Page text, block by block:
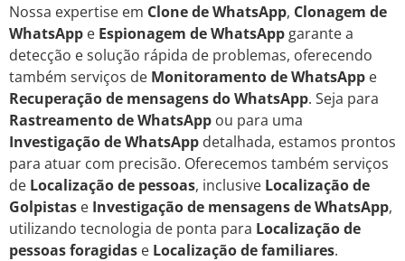
Nossa expertise em Clone de WhatsApp, Clonagem de
WhatsApp e Espionagem de WhatsApp garante a
detecção e solução rápida de problemas, oferecendo
também serviços de Monitoramento de WhatsApp e
Recuperação de mensagens do WhatsApp. Seja para
Rastreamento de WhatsApp ou para uma
Investigação de WhatsApp detalhada, estamos prontos
para atuar com precisão. Oferecemos também serviços
de Localização de pessoas, inclusive Localização de
Golpistas e Investigação de mensagens de WhatsApp,
utilizando tecnologia de ponta para Localização de
pessoas foragidas e Localização de familiares.